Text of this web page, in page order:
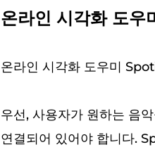
온라인 시각화 도
온라인 시각화 도우미
우선, 사용자가 원하는 음
연결되어 있어야 합니다.